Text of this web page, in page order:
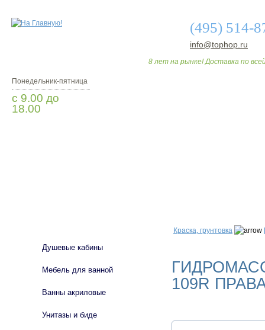
(495) 514-
info@tophop.ru
8 лет на рынке! Доставка по
Понедельник-пятница
с 9.00 до
18.00
Краска, грунтовка
109R
Душевые кабины
Мебель для ванной
Ванны акриловые
Унитазы и биде